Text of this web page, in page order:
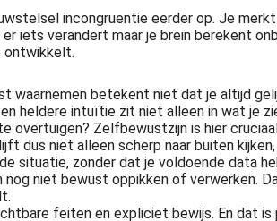
incongruentie eerder op. Je
iets verandert maar je brein berekent
ontwikkelt.
betekent niet dat je altijd
heldere intuïtie zit niet alleen in wat je
Zelfbewustzijn is hier
niet alleen scherp naar buiten kijken,
zonder dat je voldoende data
niet bewust oppikken of verwerken.
feiten en expliciet bewijs. En dat